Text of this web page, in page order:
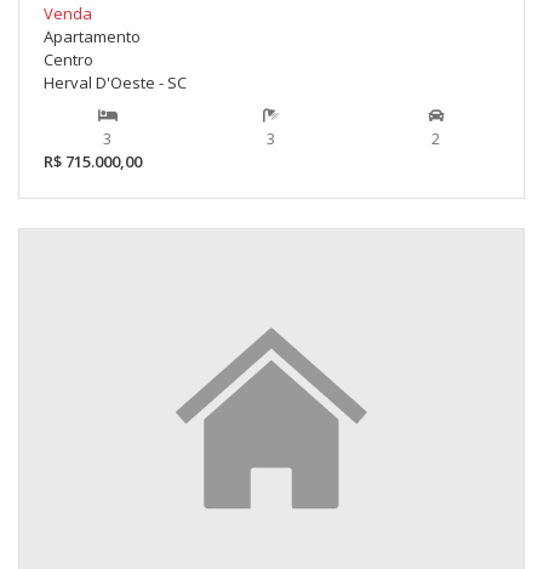
Venda
Apartamento
Centro
Herval D'Oeste - SC
3 3
2
R$ 715.000,00